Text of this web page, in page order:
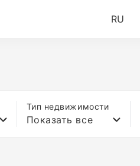
RU
Тип недвижимости
Показать все